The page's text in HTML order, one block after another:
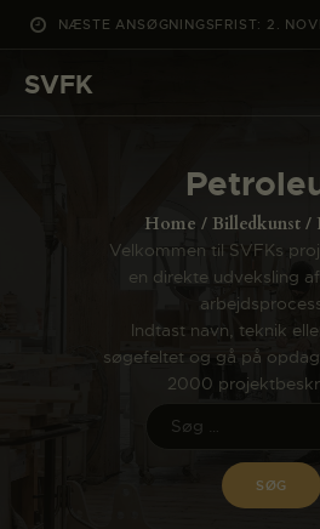
NÆSTE ANSØGNINGSFRIST: 2.
SVFK
Home Billedkunst
Velkommen til SVFKs
en direkte udveksling
Indtast navn, teknik
søgefeltet og gå på
2000
DET SKER
CHANNEL
ANSØG
OM SVFK
ENGLISH